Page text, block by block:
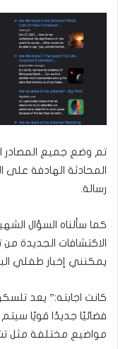
تم وضع جميع المصادر
المحادثة الهادفة
رسالة.
كما سألناه السؤال
الاكتشافات الجديدة
يمكنني إخبار طفلي
مواضيع مختلفة مثل